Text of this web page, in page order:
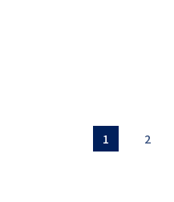
カレントページ
1 ページ
2